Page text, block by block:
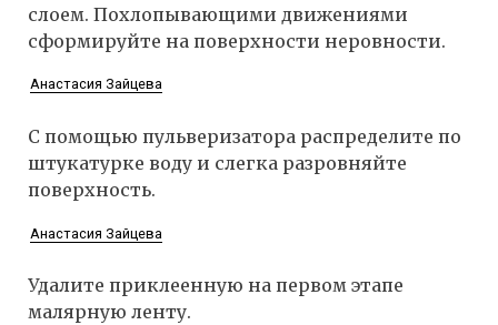
слоем. Похлопывающими движениями
сформируйте на поверхности неровности.
Анастасия Зайцева
С помощью пульверизатора распределите по
штукатурке воду и слегка разровняйте
поверхность.
Анастасия Зайцева
Удалите приклеенную на первом этапе
малярную ленту.